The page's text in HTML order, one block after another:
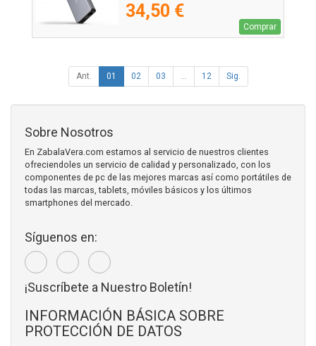
34,50 €
Comprar
Ant. 01 02 03 ... 12 Sig.
Sobre Nosotros
En ZabalaVera.com estamos al servicio de nuestros clientes
ofreciendoles un servicio de calidad y personalizado, con los
componentes de pc de las mejores marcas así como portátiles de
todas las marcas, tablets, móviles básicos y los últimos
smartphones del mercado.
Síguenos en:
¡Suscríbete a Nuestro Boletín!
INFORMACIÓN BÁSICA SOBRE
PROTECCIÓN DE DATOS